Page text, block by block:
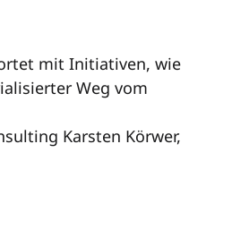
mit Initiativen, wie
Weg vom
Karsten Körwer,